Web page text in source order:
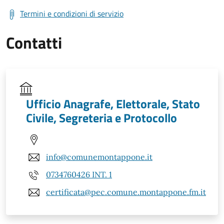
Termini e condizioni di servizio
Contatti
Ufficio Anagrafe, Elettorale, Stato
Civile, Segreteria e Protocollo
info@comunemontappone.it
0734760426 INT. 1
certificata@pec.comune.montappone.fm.it